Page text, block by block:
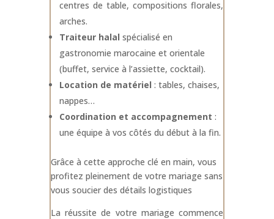
centres de table, compositions florales,
arches.
Traiteur halal spécialisé en
gastronomie marocaine et orientale
(buffet, service à l’assiette, cocktail).
Location de matériel : tables, chaises,
nappes…
Coordination et accompagnement :
une équipe à vos côtés du début à la fin.
Grâce à cette approche clé en main, vous
profitez pleinement de votre mariage sans
vous soucier des détails logistiques
La réussite de votre mariage commence